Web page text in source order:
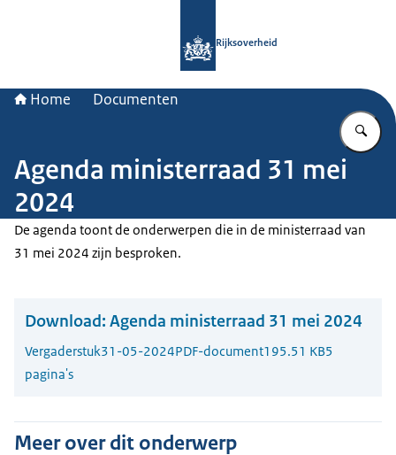
Rijksoverheid
Home Documenten
Agenda ministerraad 31 mei
2024
De agenda toont de onderwerpen die in de ministerraad van
31 mei 2024 zijn besproken.
Download: Agenda ministerraad 31 mei 2024
Vergaderstuk31-05-2024PDF-document195.51 KB5
pagina's
Meer over dit onderwerp